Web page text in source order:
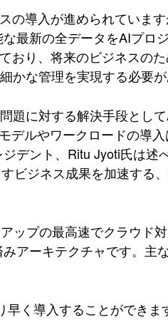
の導入が進められていま
最新の全データをAIプロ
おり、将来のビジネスの
な管理を実現する必要が
題に対する解決手段とし
デルやワークロードの導
デント、Ritu Jyoti氏は述
ビジネス成果を加速する
ップの最高速でクラウド
アーキテクチャです。主
早く導入することができま